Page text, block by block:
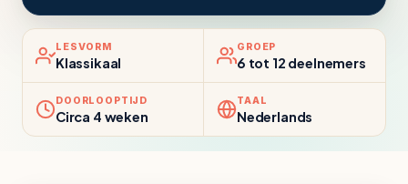
LESVORM
Klassikaal
GROEP
6 tot 12 deelnemers
DOORLOOPTIJD
Circa 4 weken
TAAL
Nederlands